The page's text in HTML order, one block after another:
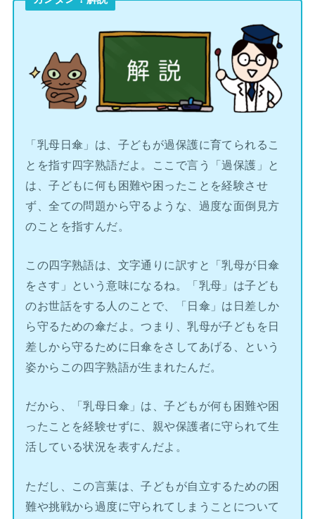
「乳母日傘」は、子どもが過保護に育てられるこ
とを指す四字熟語だよ。ここで言う「過保護」と
は、子どもに何も困難や困ったことを経験させ
ず、全ての問題から守るような、過度な面倒見方
のことを指すんだ。
この四字熟語は、文字通りに訳すと「乳母が日傘
をさす」という意味になるね。「乳母」は子ども
のお世話をする人のことで、「日傘」は日差しか
ら守るための傘だよ。つまり、乳母が子どもを日
差しから守るために日傘をさしてあげる、という
姿からこの四字熟語が生まれたんだ。
だから、「乳母日傘」は、子どもが何も困難や困
ったことを経験せずに、親や保護者に守られて生
活している状況を表すんだよ。
ただし、この言葉は、子どもが自立するための困
難や挑戦から過度に守られてしまうことについて